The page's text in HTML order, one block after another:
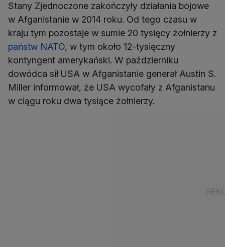
Stany Zjednoczone zakończyły działania bojowe
w Afganistanie w 2014 roku. Od tego czasu w
kraju tym pozostaje w sumie 20 tysięcy żołnierzy z
państw NATO, w tym około 12-tysięczny
kontyngent amerykański. W październiku
dowódca sił USA w Afganistanie generał Austin S.
Miller informował, że USA wycofały z Afganistanu
w ciągu roku dwa tysiące żołnierzy.